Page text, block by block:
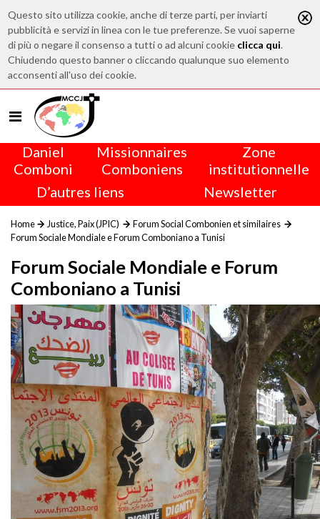
Questo sito utilizza cookie, anche di terze parti, per inviarti
pubblicità e servizi in linea con le tue preferenze. Se vuoi saperne
di più o negare il consenso a tutti o ad alcuni cookie clicca qui.
Chiudendo questo banner o cliccando qualunque suo elemento
acconsenti all'uso dei cookie.
Daniel
Comboni
Missionnaires
Comboniens
Zone
institutionnelle
D’autres liens
Newsletter
Home Justice, Paix (JPIC)
Forum Social Combonien et similaires
Forum Sociale Mondiale e Forum Comboniano a Tunisi
Forum Sociale Mondiale e Forum
Comboniano a Tunisi